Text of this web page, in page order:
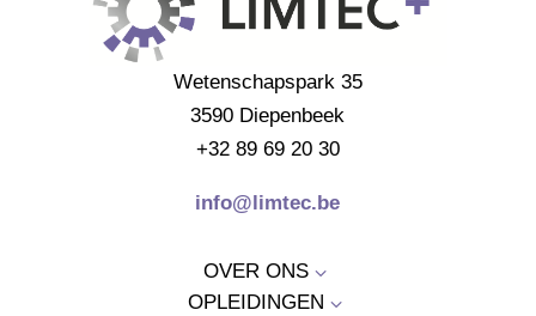
Wetenschapspark 35
3590 Diepenbeek
+32 89 69 20 30
info@limtec.be
OVER ONS 3
OPLEIDINGEN 3